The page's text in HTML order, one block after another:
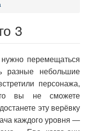
3
перемещаться
разные небольшие
персонажа,
то вы не сможете
эту верёвку
каждого уровня —